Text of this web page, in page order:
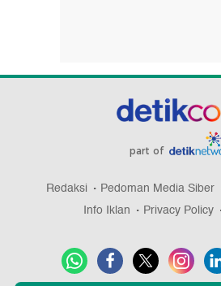
part of
Redaksi Pedoman Media Siber
Info Iklan
Privacy Policy